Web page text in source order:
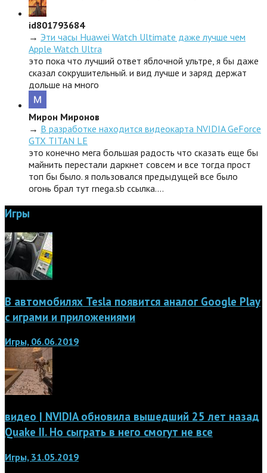
id801793684
→ Эти часы Huawei Watch Ultimate даже лучше чем
Apple Watch Ultra
это пока что лучший ответ яблочной ультре, я бы даже
сказал сокрушительный. и вид лучше и заряд держат
дольше на много
Мирон Миронов
→ В разработке находится видеокарта NVIDIA GeForce
GTX TITAN LE
это конечно мега большая радость что сказать еще бы
майнить перестали даркнет совсем и все тогда прост
топ бы было. я пользовался предыдущей все было
огонь брал тут rnega.sb ссылка.…
Игры
В автомобилях Tesla появится аналог Google Play
с играми и приложениями
Игры, 06.06.2019
видео | NVIDIA обновила вышедший 25 лет назад
Quake II. Но сыграть в него смогут не все
Игры, 31.05.2019